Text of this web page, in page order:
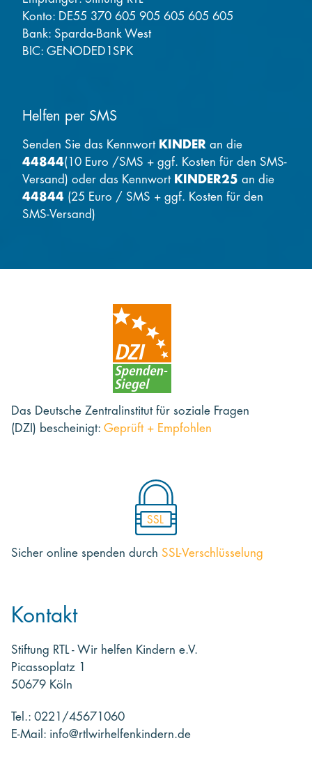
Konto: DE55 370 605 905 605 605 605
Bank: Sparda-Bank West
BIC: GENODED1SPK
Helfen per SMS
Senden Sie das Kennwort KINDER an die
44844(10 Euro /SMS + ggf. Kosten für den SMS-
Versand) oder das Kennwort KINDER25 an die
44844 (25 Euro / SMS + ggf. Kosten für den
SMS-Versand)
Das Deutsche Zentralinstitut für soziale Fragen
(DZI) bescheinigt: Geprüft + Empfohlen
SSL
Sicher online spenden durch SSL-Verschlüsselung
Kontakt
Stiftung RTL - Wir helfen Kindern e.V.
Picassoplatz 1
50679 Köln
Tel.: 0221/45671060
E-Mail: info@rtlwirhelfenkindern.de